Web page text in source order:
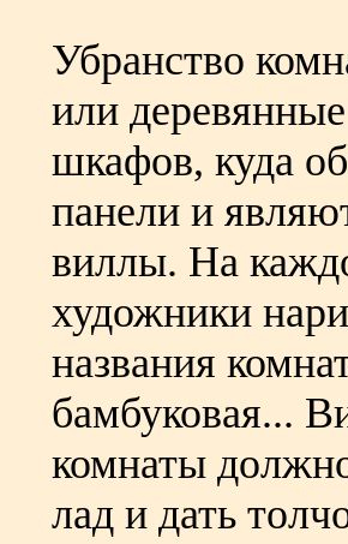
Убранство
или
шкафов, куда
панели и
виллы. На
художники
названия
бамбуковая...
комнаты
лад и дать